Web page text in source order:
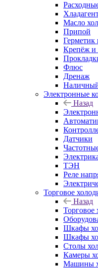
Масло
Припой
Герметик
Крепёж и
Флюс
Дренаж
Электронные
Назад
Датчики
ТЭН
Реле
Торговое
Назад
Торговое
Шкафы
Шкафы
Столы
Камеры
Машины